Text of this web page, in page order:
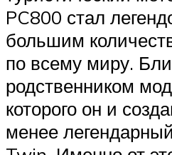
PC800 стал
большим
по всему миру.
родственником
которого он и
менее